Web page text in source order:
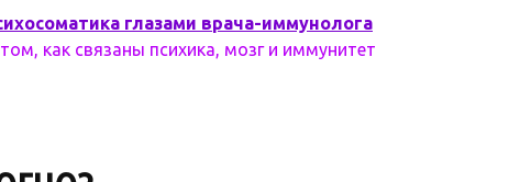
глазами врача-иммунолога
как связаны психика, мозг и иммунитет